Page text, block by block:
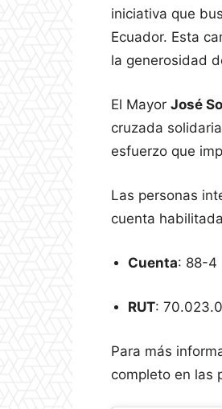
iniciativa que
Ecuador. Esta
la generosidad
El Mayor José
cruzada
esfuerzo que
Las personas
cuenta
Cuenta: 88-4
RUT:
Para más
completo en las